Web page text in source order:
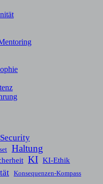
Haltung
KI KI-Ethik
Konsequenzen-Kompass